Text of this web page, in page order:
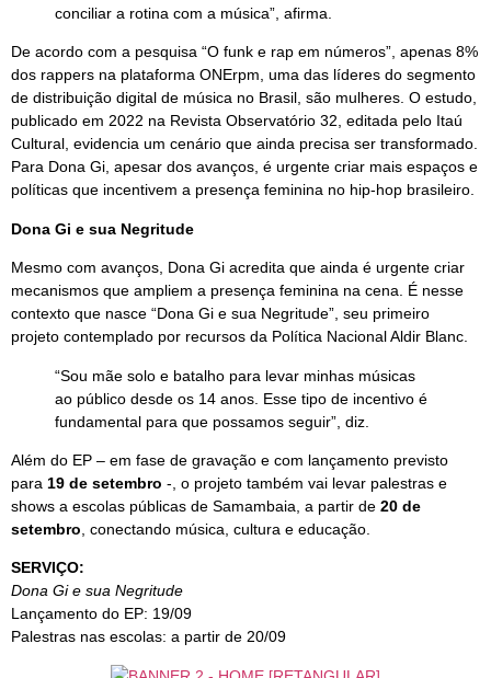
conciliar a rotina com a música”, afirma.
De acordo com a pesquisa “O funk e rap em números”, apenas 8%
dos rappers na plataforma ONErpm, uma das líderes do segmento
de distribuição digital de música no Brasil, são mulheres. O estudo,
publicado em 2022 na Revista Observatório 32, editada pelo Itaú
Cultural, evidencia um cenário que ainda precisa ser transformado.
Para Dona Gi, apesar dos avanços, é urgente criar mais espaços e
políticas que incentivem a presença feminina no hip-hop brasileiro.
Dona Gi e sua Negritude
Mesmo com avanços, Dona Gi acredita que ainda é urgente criar
mecanismos que ampliem a presença feminina na cena. É nesse
contexto que nasce “Dona Gi e sua Negritude”, seu primeiro
projeto contemplado por recursos da Política Nacional Aldir Blanc.
“Sou mãe solo e batalho para levar minhas músicas
ao público desde os 14 anos. Esse tipo de incentivo é
fundamental para que possamos seguir”, diz.
Além do EP – em fase de gravação e com lançamento previsto
para 19 de setembro -, o projeto também vai levar palestras e
shows a escolas públicas de Samambaia, a partir de 20 de
setembro , conectando música, cultura e educação.
SERVIÇO:
Dona Gi e sua Negritude
Lançamento do EP: 19/09
Palestras nas escolas: a partir de 20/09